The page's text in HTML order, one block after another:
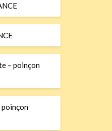
– poinçon
poinçon